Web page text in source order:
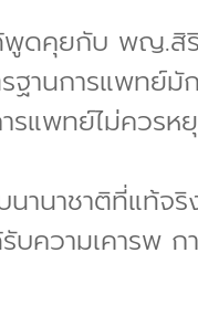
ดคุยกับ พญ.สิริ
านการแพทย์มั
รแพทย์ไม่ควร
นานาชาติที่แท้
บความเคารพ